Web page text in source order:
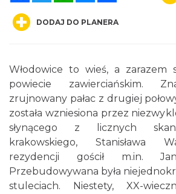
DODAJ DO PLANERA
Włodowice to wieś, a zarazem
powiecie zawierciańskim.
zrujnowany pałac z drugiej
została wzniesiona przez
słynącego z licznych
krakowskiego, Stanisława
rezydencji gościł m.in.
Przebudowywana była
stuleciach. Niestety, XX-